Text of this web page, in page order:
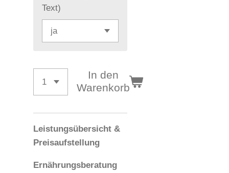
Text)
In den
Warenkorb
Leistungsübersicht &
Preisaufstellung
Ernährungsberatung